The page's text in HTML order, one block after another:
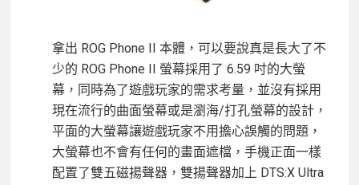
拿出 ROG Phone II 本體，可以要說真是長大了不
少的 ROG Phone II 螢幕採用了 6.59 吋的大螢
幕，同時為了遊戲玩家的需求考量，並沒有採用
現在流行的曲面螢幕或是瀏海/打孔螢幕的設計，
平面的大螢幕讓遊戲玩家不用擔心誤觸的問題，
大螢幕也不會有任何的畫面遮檔，手機正面一樣
配置了雙五磁揚聲器，雙揚聲器加上 DTS:X Ultra